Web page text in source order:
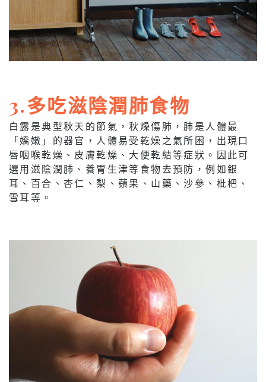
3.多吃滋陰潤肺食物
白露是典型秋天的節氣，秋燥傷肺，肺是人體最
「嬌嫩」的器官，人體易受乾燥之氣所困，出現口
唇咽喉乾燥、皮膚乾燥、大便乾結等症狀。因此可
選用滋陰潤肺、養胃生津等食物去預防，例如銀
耳、百合、杏仁、梨、蘋果、山藥、沙參、枇杷、
雪耳等。